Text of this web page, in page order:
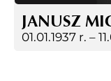
JANUSZ
01.01.1937 r. –